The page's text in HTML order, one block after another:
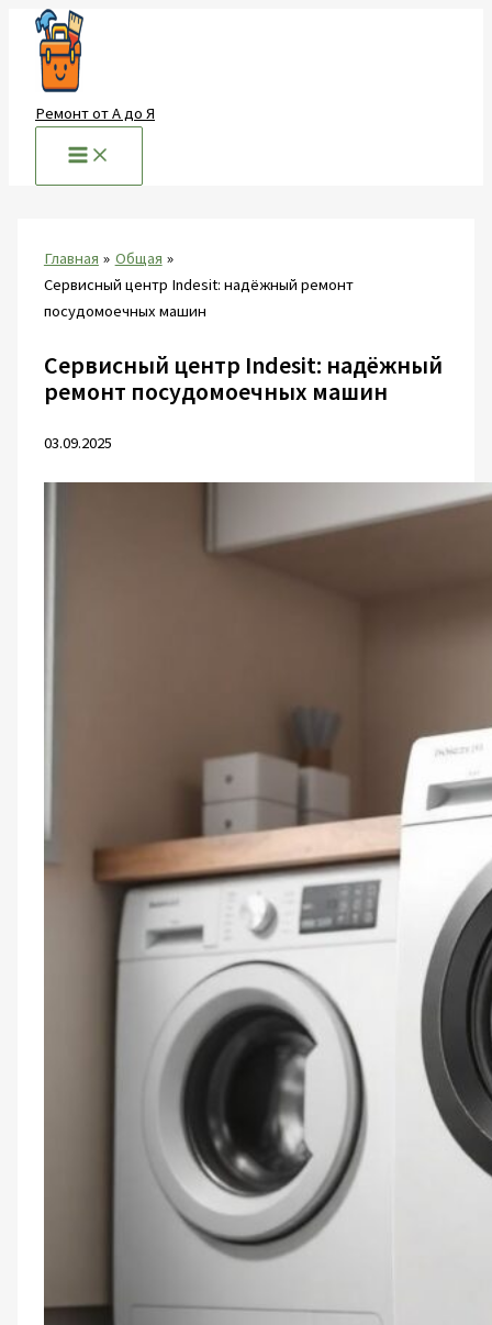
Перейти
содержимому
Ремонт от А до Я
Главная
Общая
Сервисный центр Indesit: надёжный ремонт
посудомоечных машин
Сервисный центр Indesit: надёжный
ремонт посудомоечных машин
03.09.2025